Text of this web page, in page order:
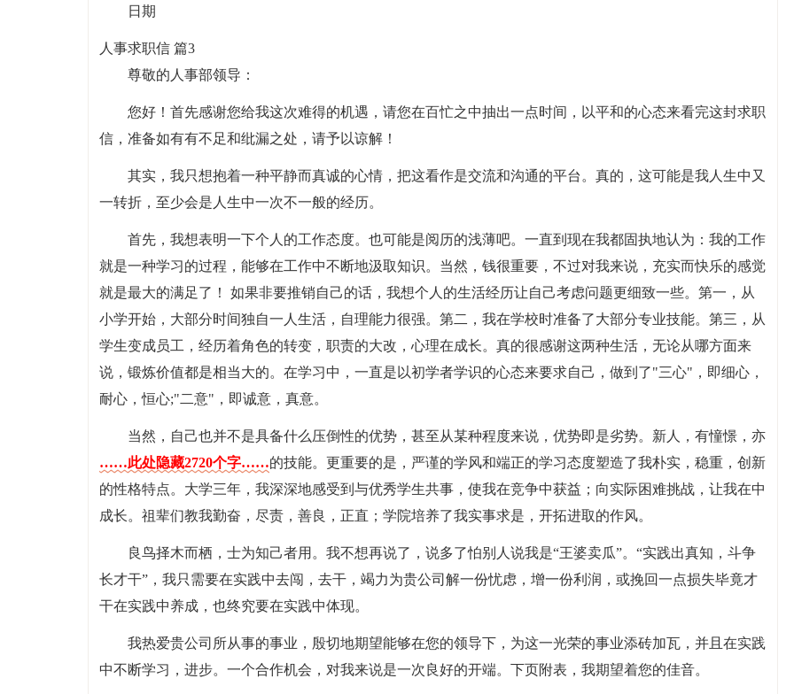
日期
人事求职信 篇3
尊敬的人事部领导：
您好！首先感谢您给我这次难得的机遇，请您在百忙之中抽出一点时间，以平和的心态来看完这封求职
信，准备如有有不足和纰漏之处，请予以谅解！
其实，我只想抱着一种平静而真诚的心情，把这看作是交流和沟通的平台。真的，这可能是我人生中又
一转折，至少会是人生中一次不一般的经历。
首先，我想表明一下个人的工作态度。也可能是阅历的浅薄吧。一直到现在我都固执地认为：我的工作
就是一种学习的过程，能够在工作中不断地汲取知识。当然，钱很重要，不过对我来说，充实而快乐的感觉
就是最大的满足了！ 如果非要推销自己的话，我想个人的生活经历让自己考虑问题更细致一些。第一，从
小学开始，大部分时间独自一人生活，自理能力很强。第二，我在学校时准备了大部分专业技能。第三，从
学生变成员工，经历着角色的转变，职责的大改，心理在成长。真的很感谢这两种生活，无论从哪方面来
说，锻炼价值都是相当大的。在学习中，一直是以初学者学识的心态来要求自己，做到了"三心"，即细心，
耐心，恒心;"二意"，即诚意，真意。
当然，自己也并不是具备什么压倒性的优势，甚至从某种程度来说，优势即是劣势。新人，有憧憬，亦
……此处隐藏2720个字……的技能。更重要的是，严谨的学风和端正的学习态度塑造了我朴实，稳重，创新
的性格特点。大学三年，我深深地感受到与优秀学生共事，使我在竞争中获益；向实际困难挑战，让我在中
成长。祖辈们教我勤奋，尽责，善良，正直；学院培养了我实事求是，开拓进取的作风。
良鸟择木而栖，士为知己者用。我不想再说了，说多了怕别人说我是“王婆卖瓜”。“实践出真知，斗争
长才干”，我只需要在实践中去闯，去干，竭力为贵公司解一份忧虑，增一份利润，或挽回一点损失毕竟才
干在实践中养成，也终究要在实践中体现。
我热爱贵公司所从事的事业，殷切地期望能够在您的领导下，为这一光荣的事业添砖加瓦，并且在实践
中不断学习，进步。一个合作机会，对我来说是一次良好的开端。下页附表，我期望着您的佳音。